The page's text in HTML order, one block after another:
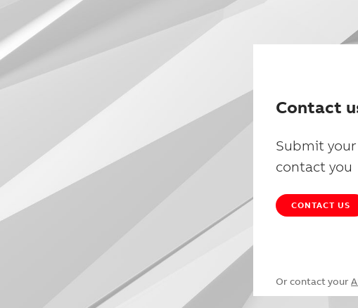
Contact
Submit
contact you
CONTACT US
Or contact your